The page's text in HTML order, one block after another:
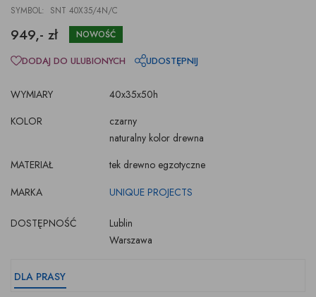
SYMBOL: SNT 40X35/4N/C
949,- zł NOWOŚĆ
WYMIARY
40x35x50h
KOLOR
czarny
naturalny kolor drewna
MATERIAŁ
tek drewno egzotyczne
MARKA
UNIQUE PROJECTS
DOSTĘPNOŚĆ
Lublin
Warszawa
DODAJ DO ULUBIONYCH UDOSTĘPNIJ
DLA PRASY